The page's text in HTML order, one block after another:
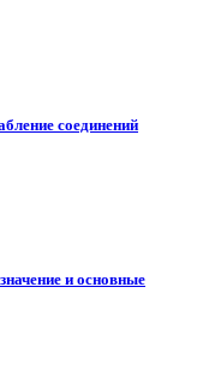
соединений
и основные